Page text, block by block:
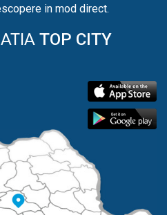
in mod direct.
TOP CITY